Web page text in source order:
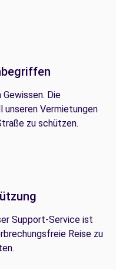
Gewissen. Die
Vermietungen
zu schützen.
Support-Service ist
Reise zu